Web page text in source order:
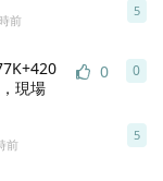
前
5
現場
0
前
5
0